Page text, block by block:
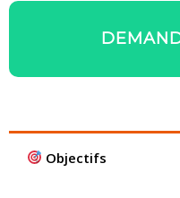
Objectifs